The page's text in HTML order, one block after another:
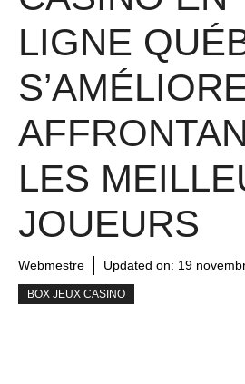
LIGNE
LES
JOUEURS
Webmestre Updated on: 19
BOX JEUX CASINO